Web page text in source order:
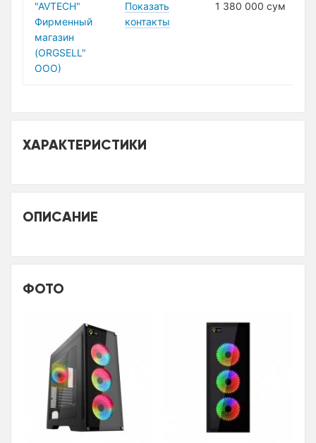
"AVTECH"
Фирменный
магазин
(ORGSELL"
ООО)
Показать
контакты
1 380 000 сум
ХАРАКТЕРИСТИКИ
ОПИСАНИЕ
ФОТО